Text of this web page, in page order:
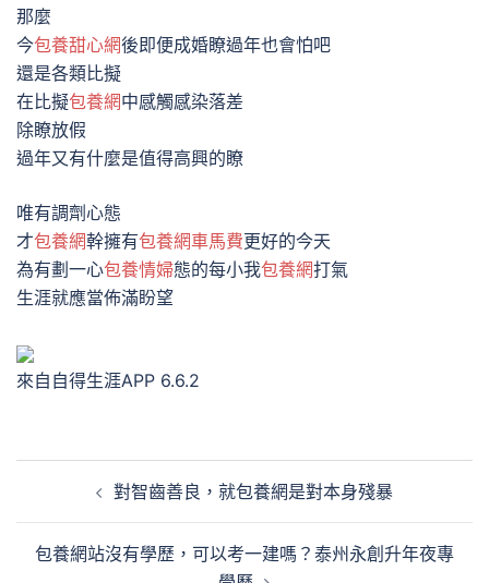
那麼
今包養甜心網後即便成婚瞭過年也會怕吧
還是各類比擬
在比擬包養網中感觸感染落差
除瞭放假
過年又有什麼是值得高興的瞭
唯有調劑心態
才包養網幹擁有包養網車馬費更好的今天
為有劃一心包養情婦態的每小我包養網打氣
生涯就應當佈滿盼望
來自自得生涯APP 6.6.2
覽
對智齒善良，就包養網是對本身殘暴
包養網站沒有學歷，可以考一建嗎？泰州永創升年夜專